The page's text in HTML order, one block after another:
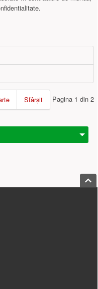
Pagina 1 din 2
Sfârșit